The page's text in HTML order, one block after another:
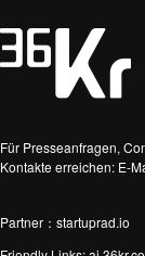
Für Presseanfragen,
Kontakte erreichen: E-
Partner：startuprad.io